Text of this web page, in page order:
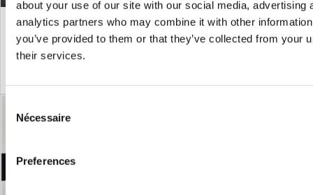
about your use of our site with our social media, advertising
analytics partners who may combine it with other
you’ve provided to them or that they’ve collected from your
their services.
Selection
Nécessaire
Preferences
Masque d'épouvantail rictus de paille
120.00
Masque de Hallowscream
£135.00